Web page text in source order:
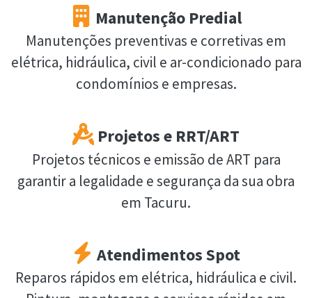
Manutenção Predial
Manutenções preventivas e corretivas em
elétrica, hidráulica, civil e ar-condicionado para
condomínios e empresas.
Projetos e RRT/ART
Projetos técnicos e emissão de ART para
garantir a legalidade e segurança da sua obra
em Tacuru.
Atendimentos Spot
Reparos rápidos em elétrica, hidráulica e civil.